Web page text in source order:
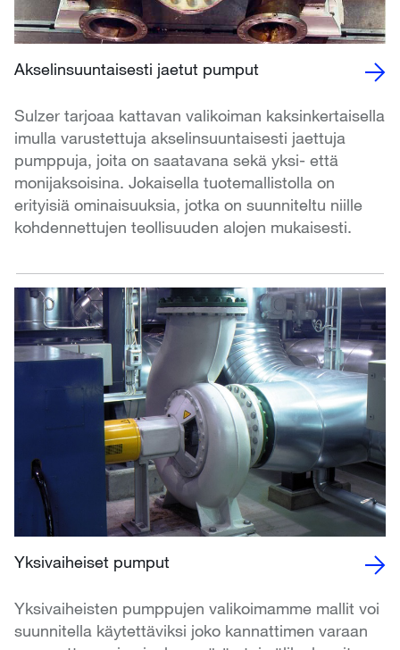
Akselinsuuntaisesti jaetut pumput
Sulzer tarjoaa kattavan valikoiman kaksinkertaisella
imulla varustettuja akselinsuuntaisesti jaettuja
pumppuja, joita on saatavana sekä yksi- että
monijaksoisina. Jokaisella tuotemallistolla on
erityisiä ominaisuuksia, jotka on suunniteltu niille
kohdennettujen teollisuuden alojen mukaisesti.
Yksivaiheiset pumput
Yksivaiheisten pumppujen valikoimamme mallit voi
suunnitella käytettäviksi joko kannattimen varaan